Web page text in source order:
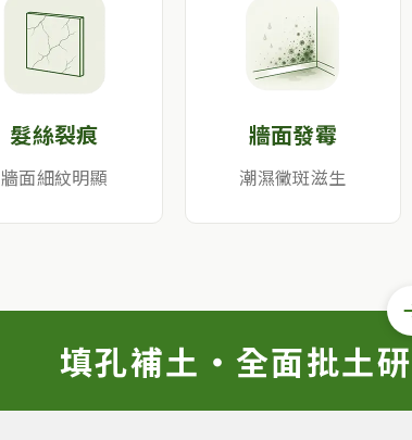
髮絲裂痕
牆面細紋明顯
牆面發霉
潮濕黴斑滋生
填孔補土・全面批土